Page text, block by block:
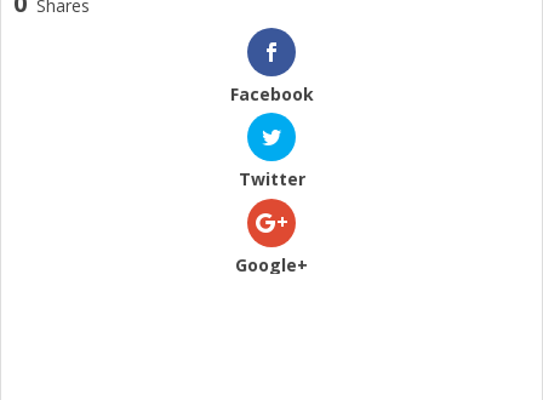
Shares
Facebook
Twitter
Google+